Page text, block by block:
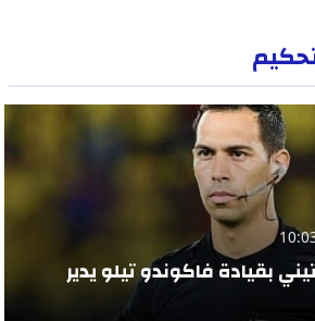
بقيادة فاكوندو تيلو يدير